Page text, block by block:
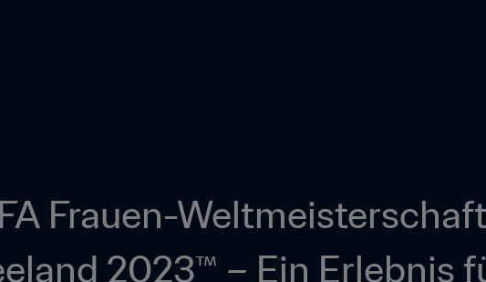
Frauen-
2023™ – Ein Erlebnis